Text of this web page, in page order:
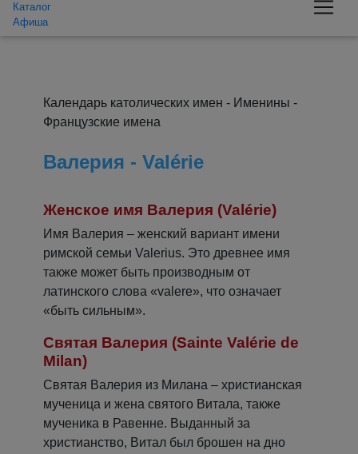
Каталог
Афиша
Календарь католических имен - Именины -
Французские имена
Валерия - Valérie
Женское имя Валерия (Valérie)
Имя Валерия – женский вариант имени
римской семьи Valerius. Это древнее имя
также может быть производным от
латинского слова «valere», что означает
«быть сильным».
Святая Валерия (Sainte Valérie de
Milan)
Святая Валерия из Милана – христианская
мученица и жена святого Витала, также
мученика в Равенне. Выданный за
христианство, Витал был брошен на дно